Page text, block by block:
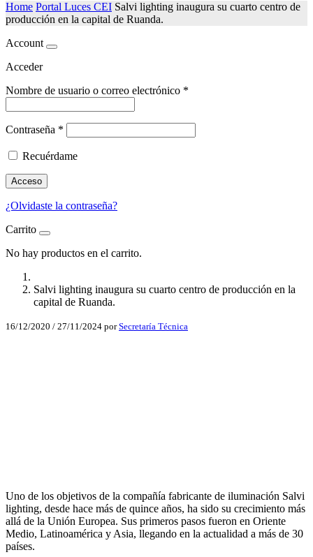
Home Portal Luces CEI Salvi lighting inaugura su cuarto centro de
producción en la capital de Ruanda.
Account
Acceder
Nombre de usuario o correo electrónico *
Contraseña *
Recuérdame
Acceso
¿Olvidaste la contraseña?
Carrito
No hay productos en el carrito.
Salvi lighting inaugura su cuarto centro de producción en la
capital de Ruanda.
16/12/2020 / 27/11/2024 porSecretaría Técnica
Uno de los objetivos de la compañía fabricante de iluminación Salvi
lighting, desde hace más de quince años, ha sido su crecimiento más
allá de la Unión Europea. Sus primeros pasos fueron en Oriente
Medio, Latinoamérica y Asia, llegando en la actualidad a más de 30
países.